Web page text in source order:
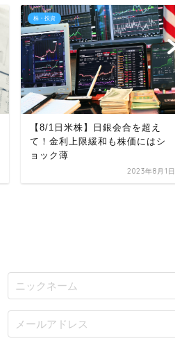
株・投資
【8/1日米株】日銀会合を超え
て！金利上限緩和も株価にはシ
ョック薄
2023年8月1日